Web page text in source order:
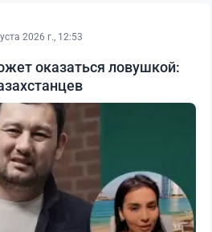
2026 г., 12:53
оказаться ловушкой: